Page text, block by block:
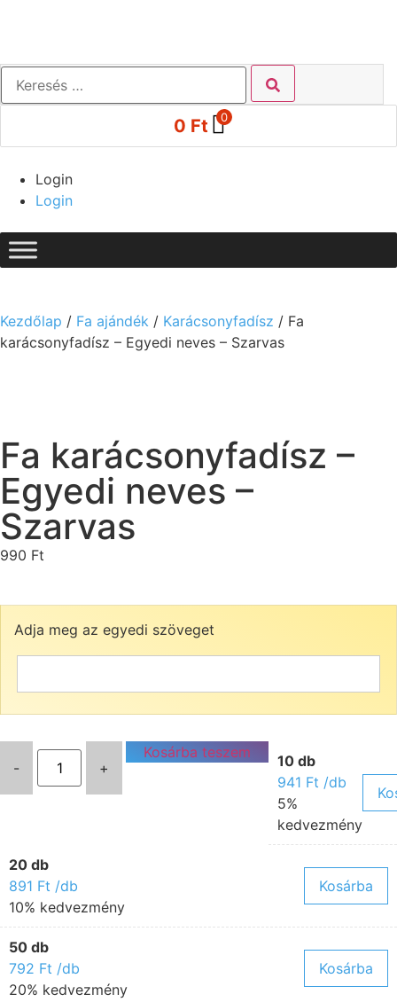
0 Ft 0
Login
Login
Kezdőlap / Fa ajándék / Karácsonyfadísz / Fa
karácsonyfadísz – Egyedi neves – Szarvas
Fa karácsonyfadísz –
Egyedi neves –
Szarvas
990 Ft
Adja meg az egyedi szöveget
- +
Kosárba teszem
10 db
941 Ft /db
5%
kedvezmény
20 db
891 Ft /db
10% kedvezmény
Kosárba
50 db
792 Ft /db
20% kedvezmény
Kosárba